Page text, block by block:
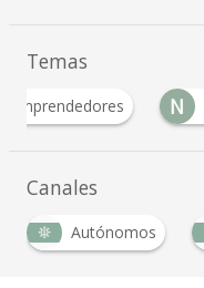
Temas
Emprendedores N
Canales
Autónomos